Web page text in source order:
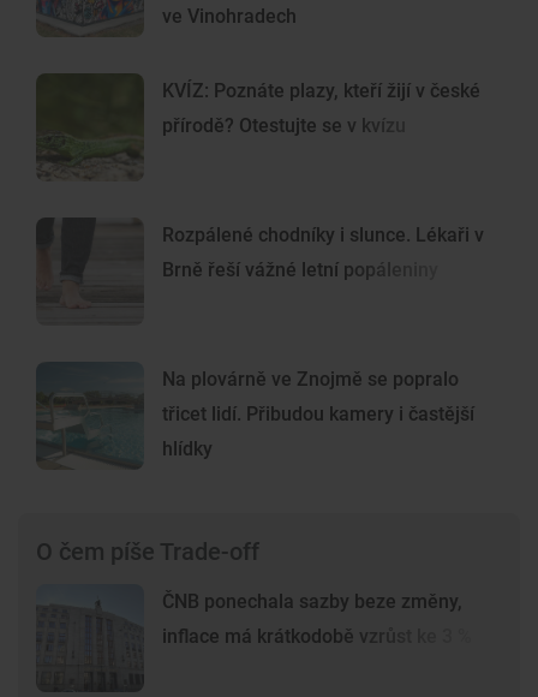
ve Vinohradech
KVÍZ: Poznáte plazy, kteří žijí v české
přírodě? Otestujte se v kvízu
Rozpálené chodníky i slunce. Lékaři v
Brně řeší vážné letní popáleniny
Na plovárně ve Znojmě se popralo
třicet lidí. Přibudou kamery i častější
hlídky
O čem píše Trade-off
ČNB ponechala sazby beze změny,
inflace má krátkodobě vzrůst ke 3 %